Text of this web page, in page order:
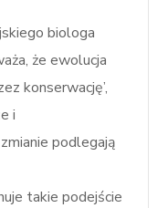
biologa
że ewolucja
konserwację’,
i
podlegają
takie podejście